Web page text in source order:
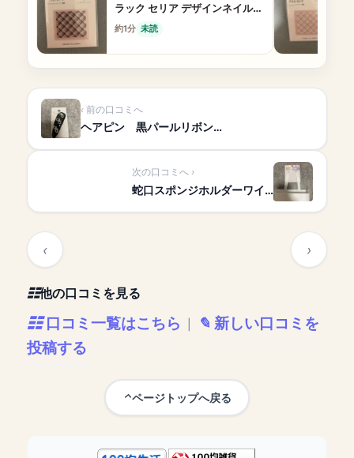
ラック セリア デザインネイルが
簡単にできる
約1分 未読
前の口コミへ
ヘアピン 黒パールリボン…
次の口コミへ
蛇口スポンジホルダーワイ…
他の口コミを見る
口コミ一覧はこちら
新しい口コミを
投稿する
ページトップへ戻る